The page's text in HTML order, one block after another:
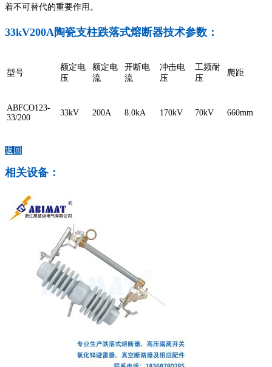
着不可替代的重要作用。
33kV200A陶瓷支柱跌落式熔断器技术参数：
型号
额定电
压
额定电
流
开断电
流
冲击电
压
工频耐
压
爬距
ABFCO123-
33/200
33kV 200A 8.0kA 170kV 70kV 660mm
返回
相关设备：